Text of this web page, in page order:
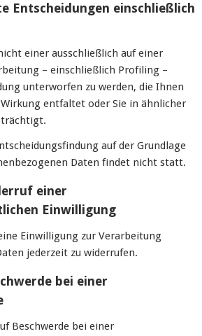
Entscheidungen einschließlich
einer ausschließlich auf einer
– einschließlich Profiling –
unterworfen zu werden, die Ihnen
entfaltet oder Sie in ähnlicher
auf der Grundlage
Daten findet nicht statt.
einer
Einwilligung
Einwilligung zur Verarbeitung
jederzeit zu widerrufen.
bei einer
Beschwerde bei einer